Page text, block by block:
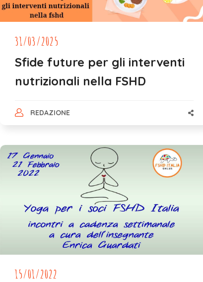
31/03/2025
Sfide future per gli interventi
nutrizionali nella FSHD
REDAZIONE
15/01/2022